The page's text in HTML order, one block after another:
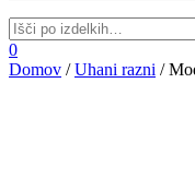
0
Domov /Uhani razni /